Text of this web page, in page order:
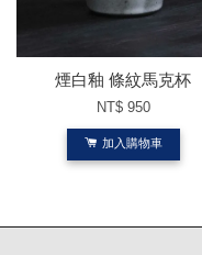
煙白釉 條紋馬克杯
NT$ 950
加入購物車